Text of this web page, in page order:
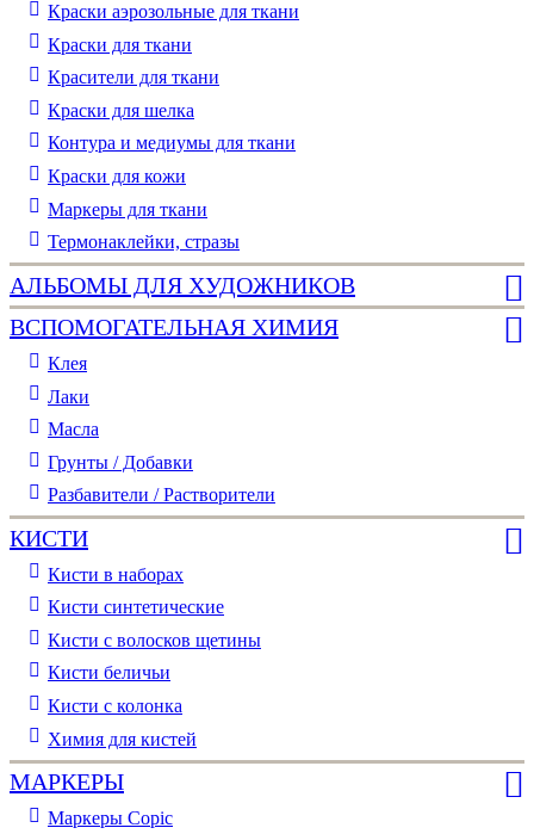
Краски аэрозольные для ткани
Краски для ткани
Красители для ткани
Краски для шелка
Контура и медиумы для ткани
Краски для кожи
Маркеры для ткани
Термонаклейки, стразы
АЛЬБОМЫ ДЛЯ ХУДОЖНИКОВ
ВСПОМОГАТЕЛЬНАЯ ХИМИЯ
Клея
Лаки
Масла
Грунты / Добавки
Разбавители / Растворители
КИСТИ
Кисти в наборах
Кисти синтетические
Кисти с волосков щетины
Кисти беличьи
Кисти с колонка
Химия для кистей
МАРКЕРЫ
Маркеры Copic